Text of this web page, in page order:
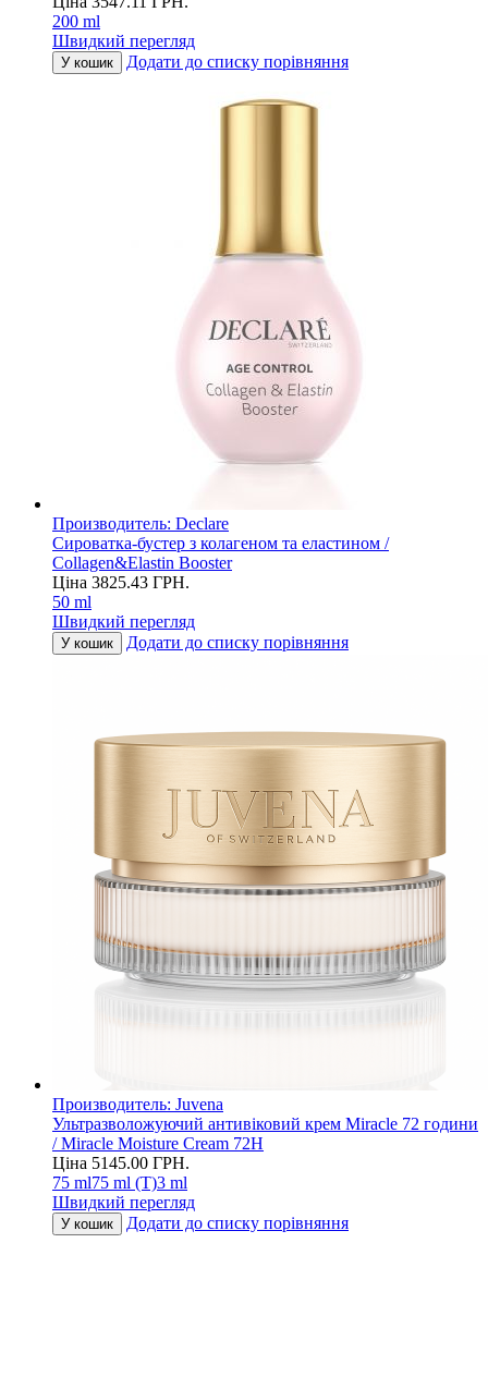
200 ml
Швидкий перегляд
У кошик Додати до списку порівняння
Производитель: Declare
Сироватка-бустер з колагеном та еластином /
Collagen&Elastin Booster
Ціна 3825.43 ГРН.
50 ml
Швидкий перегляд
У кошик Додати до списку порівняння
Производитель: Juvena
Ультразволожуючий антивіковий крем Miracle 72 години
/ Miracle Moisture Cream 72H
Ціна 5145.00 ГРН.
75 ml75 ml (T)3 ml
Швидкий перегляд
У кошик Додати до списку порівняння